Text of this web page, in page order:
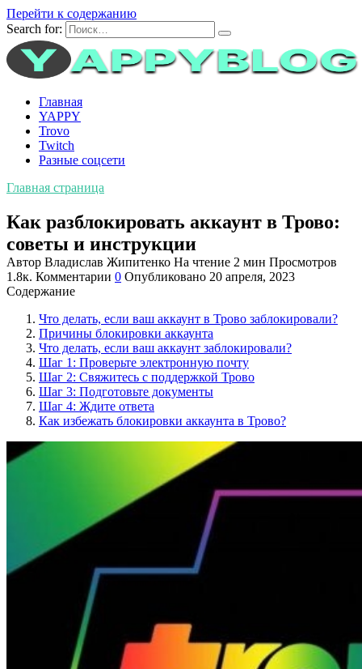
Перейти к содержанию
Search for:
Главная
YAPPY
Trovo
Twitch
Разные соцсети
Главная страница
Как разблокировать аккаунт в Трово:
советы и инструкции
Автор Владислав Жипитенко На чтение 2 мин Просмотров
1.8к. Комментарии 0 Опубликовано 20 апреля, 2023
Содержание
Что делать, если ваш аккаунт в Трово заблокировали?
Причины блокировки аккаунта
Что делать, если ваш аккаунт заблокировали?
Шаг 1: Проверьте электронную почту
Шаг 2: Свяжитесь с поддержкой Трово
Шаг 3: Подготовьте документы
Шаг 4: Ждите ответа
Как избежать блокировки аккаунта в Трово?